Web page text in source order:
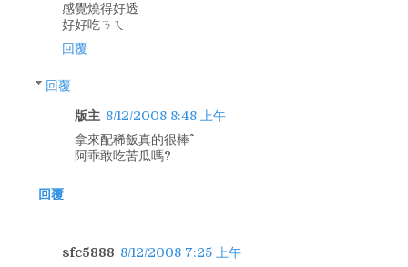
感覺燒得好透
好好吃ㄋㄟ
回覆
回覆
版主 8/12/2008 8:48 上午
拿來配稀飯真的很棒^^
阿乖敢吃苦瓜嗎?
回覆
sfc5888 8/12/2008 7:25 上午